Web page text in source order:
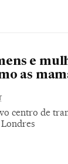
e
as
centro de